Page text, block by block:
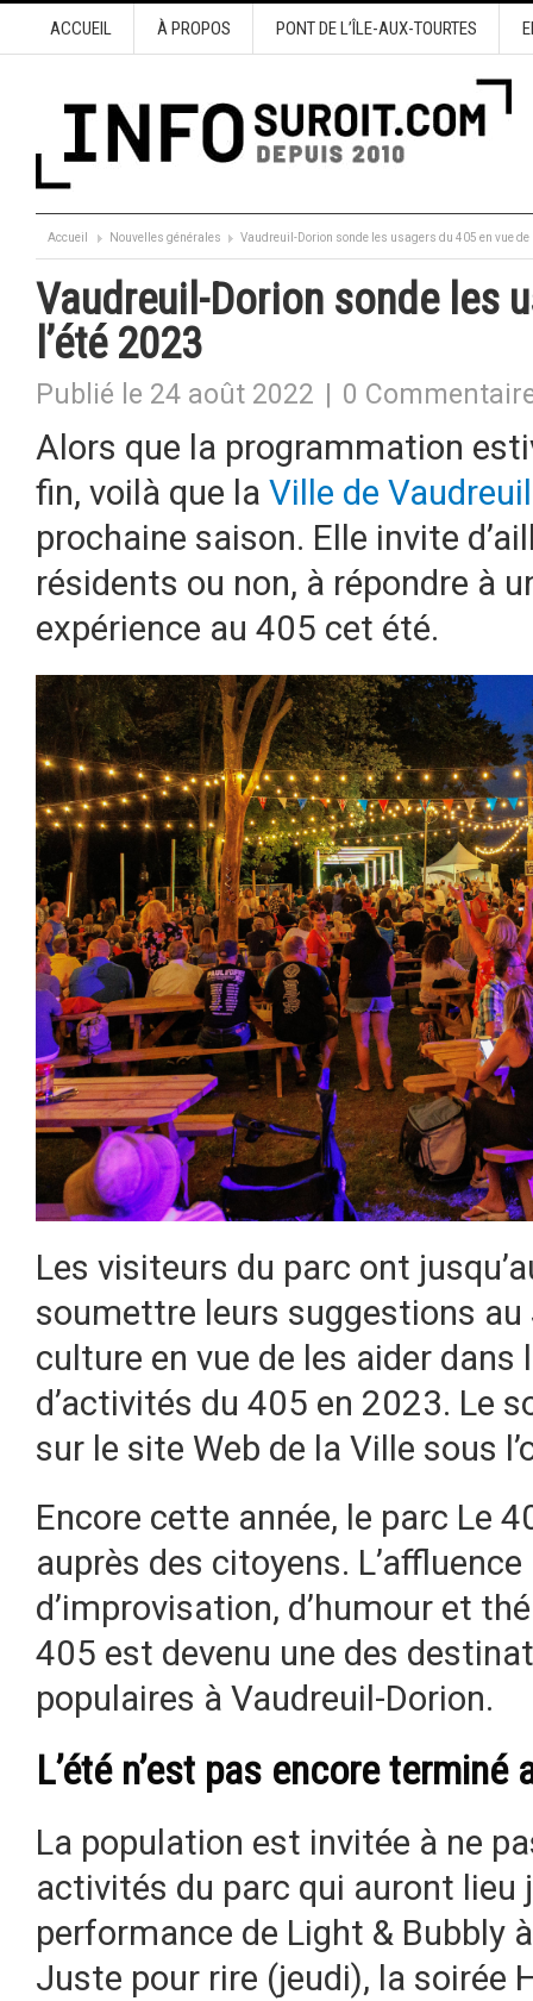
ACCUEIL À PROPOS PONT DE L’ÎLE-AUX-TOURTES
Accueil Nouvelles générales Vaudreuil-Dorion sonde les usagers du 405 en vue de
Vaudreuil-Dorion sonde les
l’été 2023
Publié le 24 août 2022 0
Alors que la programmation
fin, voilà que la Ville de
prochaine saison. Elle invite
résidents ou non, à répondre à
expérience au 405 cet été.
Les visiteurs du parc ont
soumettre leurs suggestions au
culture en vue de les aider
d’activités du 405 en 2023. Le
sur le site Web de la Ville sous
Encore cette année, le parc Le
auprès des citoyens.
d’improvisation, d’humour et
405 est devenu une des
populaires à Vaudreuil-Dorion.
L’été n’est pas encore terminé
La population est invitée à ne
activités du parc qui auront lieu
performance de Light & Bubbly
Juste pour rire (jeudi), la soirée